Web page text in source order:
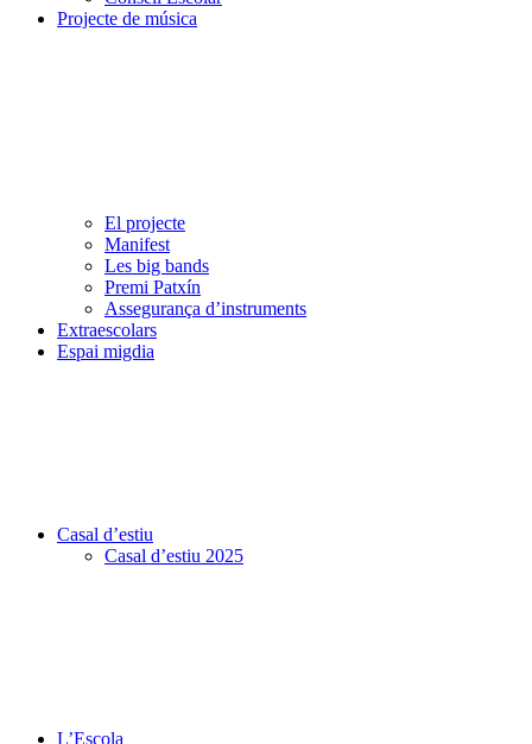
Projecte de música
El projecte
Manifest
Les big bands
Premi Patxín
Assegurança d’instruments
Extraescolars
Espai migdia
Casal d’estiu
Casal d’estiu 2025
L’Escola